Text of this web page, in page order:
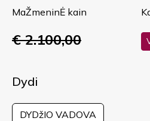
MaŽmeninĖ kain
€ 2.100,00
Dydi
DYDžIO VADOVA